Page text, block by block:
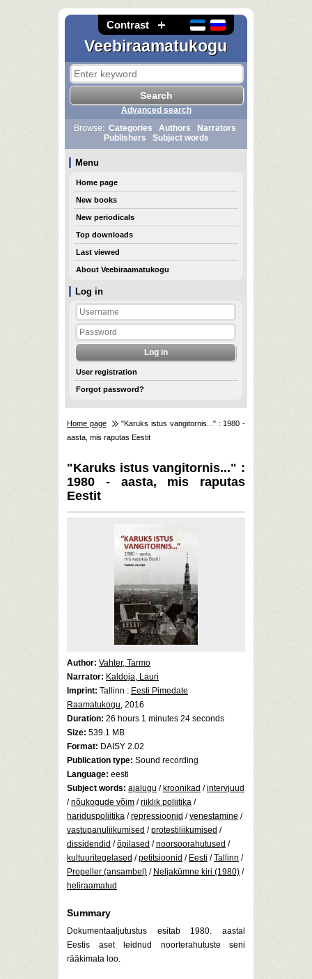
Contrast
Veebiraamatukogu
Log in
User registration
Forgot password?
Advanced search
Browse: Categories Authors
Narrators
Publishers
Subject words
Menu
Home page
New books
New periodicals
Top downloads
Last viewed
About Veebiraamatukogu
Home page
"Karuks istus vangitornis..." : 1980 -
aasta, mis raputas Eestit
"Karuks istus vangitornis..." :
1980 - aasta, mis raputas
Eestit
Author: Vahter, Tarmo
Narrator: Kaldoja, Lauri
Imprint: Tallinn : Eesti Pimedate
Raamatukogu, 2016
Duration: 26 hours 1 minutes 24 seconds
Size: 539.1 MB
Format: DAISY 2.02
Publication type: Sound recording
Language: eesti
Subject words: ajalugu / kroonikad /intervjuud
/nõukogude võim /riiklik poliitika /
hariduspoliitika /repressioonid /venestamine /
vastupanuliikumised /protestiliikumised /
dissidendid /õpilased /noorsoorahutused /
kultuuritegelased /petitsioonid / Eesti /Tallinn /
Propeller (ansambel) / Neljakümne kiri (1980) /
heliraamatud
Summary
Dokumentaaljutustus esitab 1980. aastal
Eestis aset leidnud noorterahutuste seni
rääkimata loo.